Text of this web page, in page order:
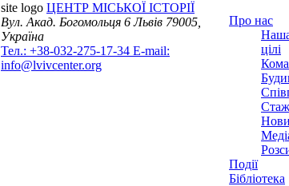
site logo ЦЕНТР МІСЬКОЇ ІСТОРІЇ
Вул. Акад. Богомольця 6Львів 79005,
Україна
Тел.: +38-032-275-17-34 E-mail:
info@lvivcenter.org
Про нас
Наша
цілі
Події
Бібліотека